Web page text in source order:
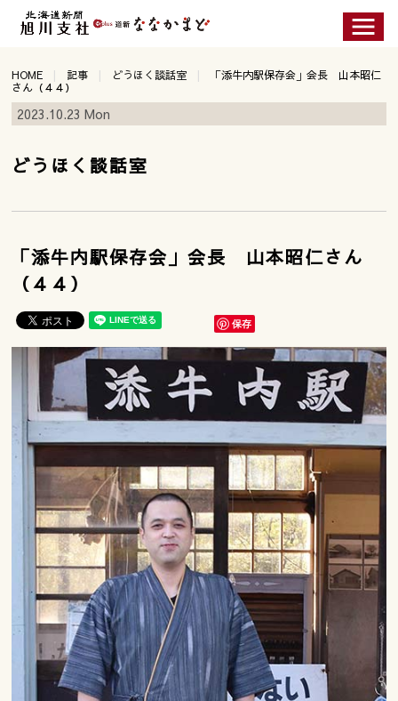
HOME 記事 どうほく談話室
「添牛内駅保存会」会長 山本昭仁
さん（４４）
2023.10.23 Mon
どうほく談話室
「添牛内駅保存会」会長 山本昭仁さん
（４４）
保存